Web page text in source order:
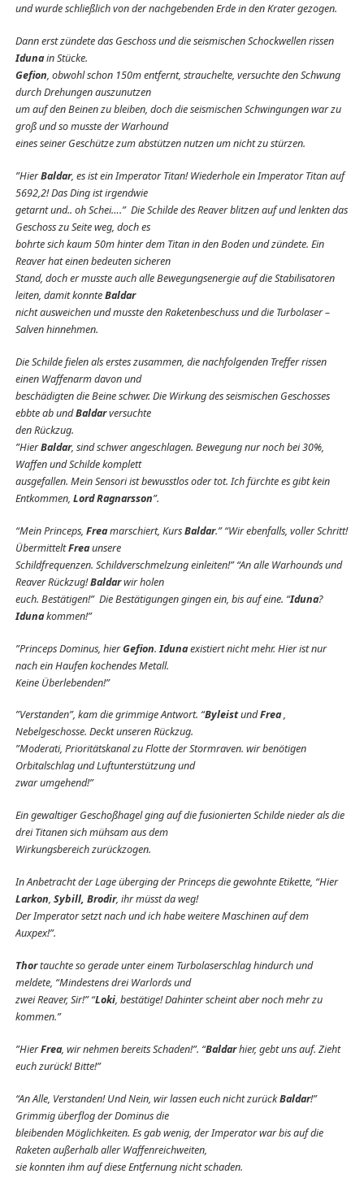
und wurde schließlich von der nachgebenden Erde in den Krater gezogen.
Dann erst zündete das Geschoss und die seismischen Schockwellen rissen
Idunain Stücke.
Gefion, obwohl schon 150m entfernt, strauchelte, versuchte den Schwung
durch Drehungen auszunutzen
um auf den Beinen zu bleiben, doch die seismischen Schwingungen war zu
groß und so musste der Warhound
eines seiner Geschütze zum abstützen nutzen um nicht zu stürzen.
”HierBaldar, es ist ein Imperator Titan! Wiederhole ein Imperator Titan auf
5692,2! Das Ding ist irgendwie
getarnt und.. oh Schei….” Die Schilde des Reaver blitzen auf und lenkten das
Geschoss zu Seite weg, doch es
bohrte sich kaum 50m hinter dem Titan in den Boden und zündete. Ein
Reaver hat einen bedeuten sicheren
Stand, doch er musste auch alle Bewegungsenergie auf die Stabilisatoren
leiten, damit konnteBaldar
nicht ausweichen und musste den Raketenbeschuss und die Turbolaser –
Salven hinnehmen.
Die Schilde fielen als erstes zusammen, die nachfolgenden Treffer rissen
einen Waffenarm davon und
beschädigten die Beine schwer. Die Wirkung des seismischen Geschosses
ebbte ab undBaldarversuchte
den Rückzug.
”HierBaldar, sind schwer angeschlagen. Bewegung nur noch bei 30%,
Waffen und Schilde komplett
ausgefallen. Mein Sensori ist bewusstlos oder tot. Ich fürchte es gibt kein
Entkommen, Lord Ragnarsson”.
“Mein Princeps, Freamarschiert, KursBaldar.” “Wir ebenfalls, voller Schritt!
ÜbermitteltFreaunsere
Schildfrequenzen. Schildverschmelzung einleiten!” “An alle Warhounds und
Reaver Rückzug!Baldarwir holen
euch. Bestätigen!” Die Bestätigungen gingen ein, bis auf eine. “Iduna?
Idunakommen!”
”Princeps Dominus, hierGefion.Idunaexistiert nicht mehr. Hier ist nur
nach ein Haufen kochendes Metall.
Keine Überlebenden!”
”Verstanden”, kam die grimmige Antwort. “ByleistundFrea,
Nebelgeschosse. Deckt unseren Rückzug.
”Moderati, Prioritätskanal zu Flotte der Stormraven. wir benötigen
Orbitalschlag und Luftunterstützung und
zwar umgehend!”
Ein gewaltiger Geschoßhagel ging auf die fusionierten Schilde nieder als die
drei Titanen sich mühsam aus dem
Wirkungsbereich zurückzogen.
In Anbetracht der Lage überging der Princeps die gewohnte Etikette, “Hier
Larkon, Sybill, Brodir, ihr müsst da weg!
Der Imperator setzt nach und ich habe weitere Maschinen auf dem
Auxpex!”.
Thortauchte so gerade unter einem Turbolaserschlag hindurch und
meldete, “Mindestens drei Warlords und
zwei Reaver, Sir!” “Loki, bestätige! Dahinter scheint aber noch mehr zu
kommen.”
”HierFrea, wir nehmen bereits Schaden!”. “Baldarhier, gebt uns auf. Zieht
euch zurück! Bitte!”
“An Alle, Verstanden! Und Nein, wir lassen euch nicht zurückBaldar!”
Grimmig überflog der Dominus die
bleibenden Möglichkeiten. Es gab wenig, der Imperator war bis auf die
Raketen außerhalb aller Waffenreichweiten,
sie konnten ihm auf diese Entfernung nicht schaden.